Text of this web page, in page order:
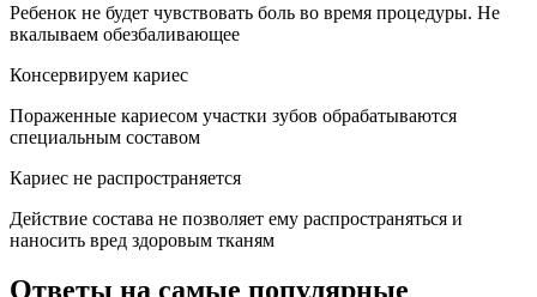
Ребенок не будет чувствовать боль во время процедуры. Не
вкалываем обезбаливающее
Консервируем кариес
Пораженные кариесом участки зубов обрабатываются
специальным составом
Кариес не распространяется
Действие состава не позволяет ему распространяться и
наносить вред здоровым тканям
Ответы на самые популярные